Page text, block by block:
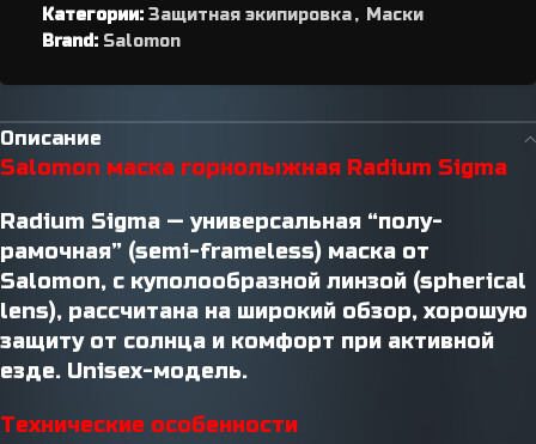
Категории: Защитная экипировка, Маски
Brand: Salomon
Описание
Salomon маска горнолыжная Radium Sigma
Radium Sigma — универсальная “полу-
рамочная” (semi-frameless) маска от
Salomon, с куполообразной линзой (spherical
lens), рассчитана на широкий обзор, хорошую
защиту от солнца и комфорт при активной
езде. Unisex-модель.
Технические особенности